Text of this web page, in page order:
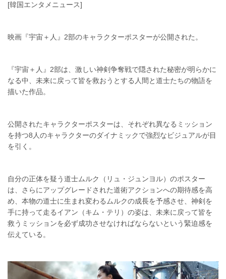
[韓国エンタメニュース]
映画『宇宙＋人』2部のキャラクターポスターが公開された。
『宇宙＋人』2部は、激しい神剣争奪戦で隠された秘密が明らかに
なる中、未来に戻って皆を救おうとする人間と道士たちの物語を
描いた作品。
公開されたキャラクターポスターは、それぞれ異なるミッション
を持つ8人のキャラクターのダイナミックで強烈なビジュアルが目
を引く。
自分の正体を疑う道士ムルク（リュ・ジュンヨル）のポスター
は、さらにアップグレードされた道術アクションへの期待感を高
め、本物の道士に生まれ変わるムルクの成長を予感させ、神剣を
手に持って走るイアン（キム・テリ）の姿は、未来に戻って皆を
救うミッションを必ず成功させなければならないという緊迫感を
伝えている。